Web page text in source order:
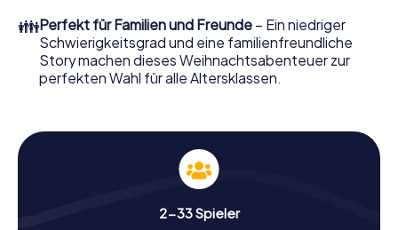
Teambuilding und eine stimmungsvolle
Weihnachtsthematik. Gönnen Sie Ihren Kollegen also
einen unvergesslichen Ausklang des Jahres und planen Sie
unser X-Mas Adventure als Programmpunkt Ihrer
👪Perfekt für Familien und Freunde – Ein niedriger
Schwierigkeitsgrad und eine familienfreundliche
Story machen dieses Weihnachtsabenteuer zur
perfekten Wahl für alle Altersklassen.
2-33 Spieler